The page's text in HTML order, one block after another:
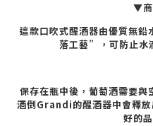
▼商
這款口吹式醒酒器由優質無
落工藝”，可防止水
保存在瓶中後，葡萄酒需要與
酒倒Grandi的醒酒器中會釋
好的